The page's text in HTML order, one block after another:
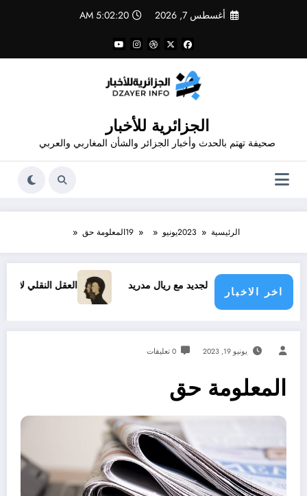
أغسطس 7, 2026 5:02:20 AM
الجزائرية للأخبار
صحيفة تهتم بالحدث وأخبار الجزائر والشأن المغاربي والعربي
الرئيسية 2023يونيو 19المعلومة حق
اخر الاخبار
فينيسيوس الجديد مع ريال مدريد العقل النقلي لا يبدع حتى
يونيو 19, 2023 0 تعليقات
المعلومة حق